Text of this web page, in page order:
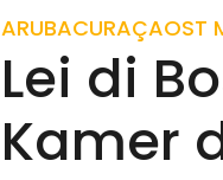
ARUBACURAÇAOST
Lei di
Kamer